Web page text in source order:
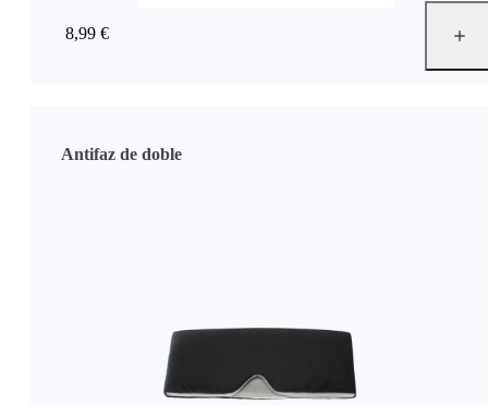
8,99 €
Antifaz de doble